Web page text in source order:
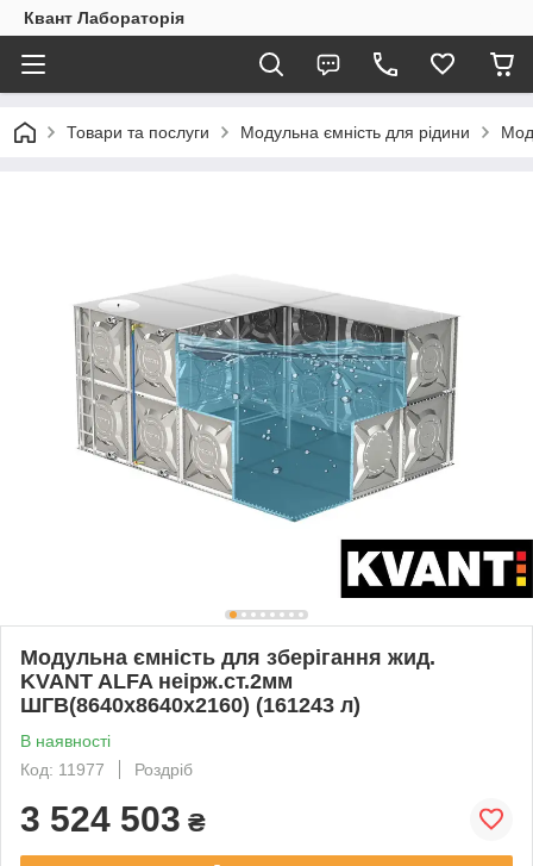
Квант Лабораторія
Товари та послуги Модульна ємність для рідини
Модульна ємність для зберігання жид.
KVANT ALFA неірж.ст.2мм
ШГВ(8640х8640х2160) (161243 л)
В наявності
Код: 11977
Роздріб
3 524 503 ₴